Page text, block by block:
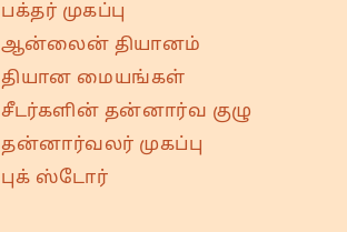
பக்தர் முகப்பு
ஆன்லைன் தியானம்
தியான மையங்கள்
சீடர்களின் தன்னார்வ குழு
தன்னார்வலர் முகப்பு
புக் ஸ்டோர்